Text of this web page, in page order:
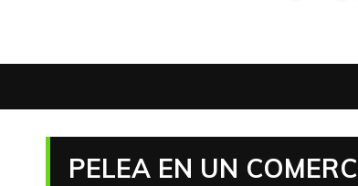
PELEA EN UN